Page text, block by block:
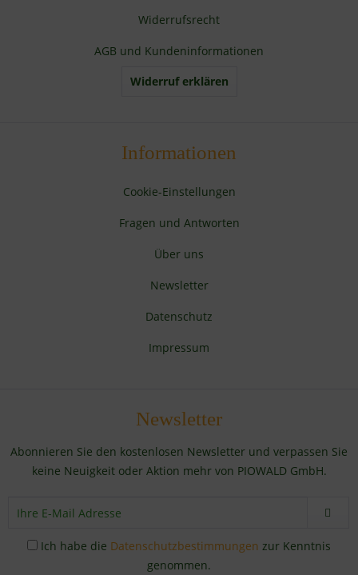
Widerrufsrecht
AGB und Kundeninformationen
Widerruf erklären
Informationen
Cookie-Einstellungen
Fragen und Antworten
Über uns
Newsletter
Datenschutz
Impressum
Newsletter
Abonnieren Sie den kostenlosen Newsletter und verpassen Sie
keine Neuigkeit oder Aktion mehr von PIOWALD GmbH.
Ich habe die Datenschutzbestimmungen zur Kenntnis
genommen.